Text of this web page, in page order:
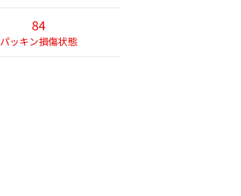
84
パッキン損傷状態